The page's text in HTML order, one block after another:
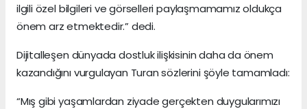
ilgili özel bilgileri ve görselleri paylaşmamamız oldukça
önem arz etmektedir.” dedi.
Dijitalleşen dünyada dostluk ilişkisinin daha da önem
kazandığını vurgulayan Turan sözlerini şöyle tamamladı:
“Mış gibi yaşamlardan ziyade gerçekten duygularımızı